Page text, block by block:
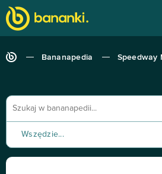
Bananapedia Speedway
Wszędzie...